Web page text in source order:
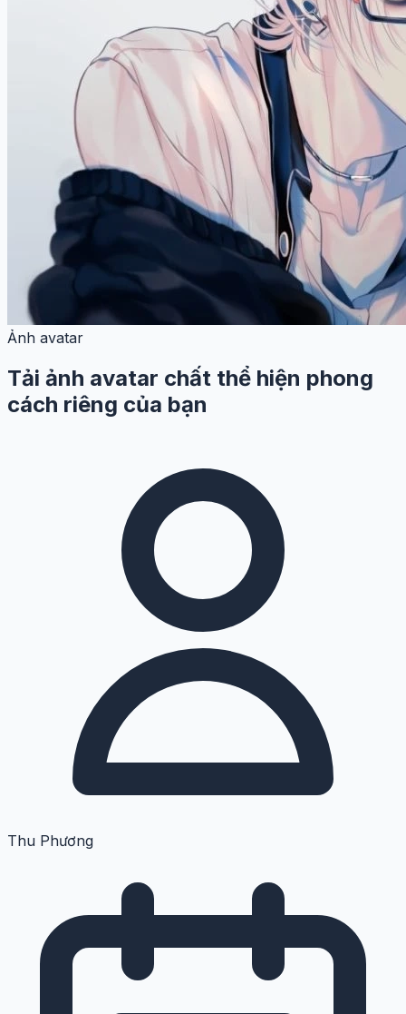
Ảnh avatar
Tải ảnh avatar chất thể hiện phong
cách riêng của bạn
Thu Phương